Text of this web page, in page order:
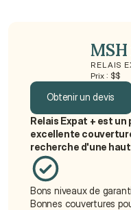
RELAIS
Prix : $$
Obtenir un devis
Obtenir un devis
Relais Expat + est
excellente
recherche d'une
Bons niveaux de
Bonnes couvertures